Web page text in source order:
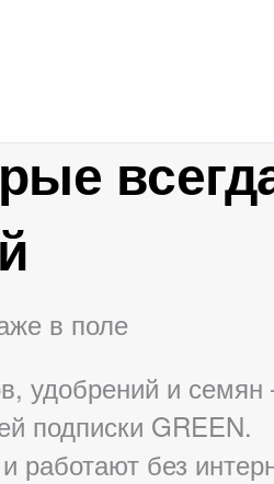
в поле
удобрений и
подписки GREEN.
без